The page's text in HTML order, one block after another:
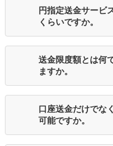
円指定送金サービ
くらいですか。
送金限度額とは何
ますか。
口座送金だけでな
可能ですか。